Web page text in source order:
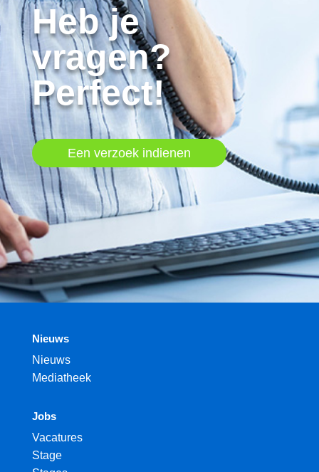
Heb je
vragen?
Perfect!
Een verzoek indienen
Nieuws
Nieuws
Mediatheek
Jobs
Vacatures
Stage